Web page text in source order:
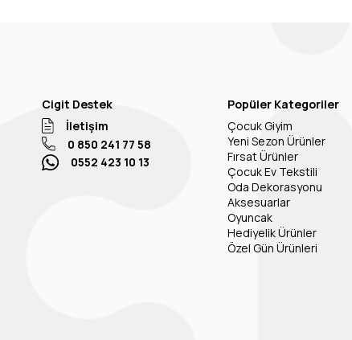
Cigit Destek
İletişim
0 850 241 77 58
0552 423 10 13
Popüler Kategoriler
Çocuk Giyim
Yeni Sezon Ürünler
Fırsat Ürünler
Çocuk Ev Tekstili
Oda Dekorasyonu
Aksesuarlar
Oyuncak
Hediyelik Ürünler
Özel Gün Ürünleri